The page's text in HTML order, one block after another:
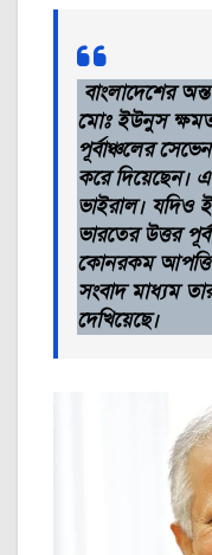
বাংলাদেশের
মোঃ ইউনুস
পূর্বাঞ্চলের
করে দিয়েছেন।
ভাইরাল। যদিও
ভারতের উত্তর
কোনরকম
সংবাদ মাধ্যম
দেখিয়েছে।